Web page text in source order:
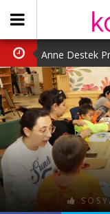
Anne Destek
Türk Halk
Kübra Kuş
Çocuklara
Kübra